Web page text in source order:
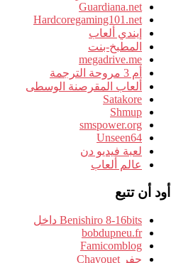
Guardiana.net
Hardcoregaming101.net
إيندي ألعاب
المطبخ-بنت
megadrive.me
أم 3 مروحة الترجمة
ألعاب المقرصنة الوسطى
Satakore
Shmup
smspower.org
Unseen64
لعبة فيديو دن
عالم ألعاب
أود أن تتبع
Benishiro 8-16bits داخل
bobdupneu.fr
Famicomblog
حفر Chavouet